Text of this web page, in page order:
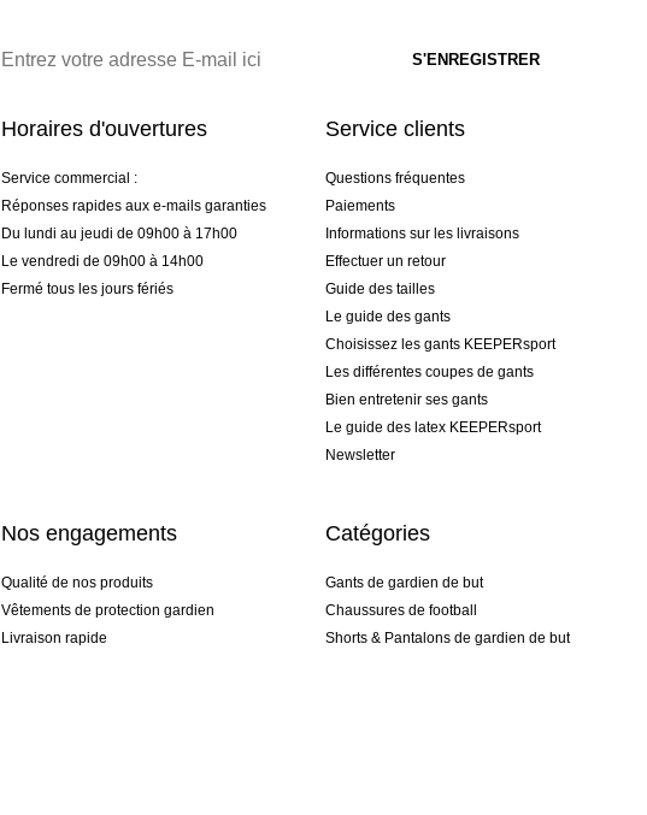
Horaires d'ouvertures
Service commercial :
Réponses rapides aux e-mails garanties
Du lundi au jeudi de 09h00 à 17h00
Le vendredi de 09h00 à 14h00
Fermé tous les jours fériés
Service clients
Questions fréquentes
Paiements
Informations sur les livraisons
Effectuer un retour
Guide des tailles
Le guide des gants
Choisissez les gants KEEPERsport
Les différentes coupes de gants
Bien entretenir ses gants
Le guide des latex KEEPERsport
Newsletter
Nos engagements
Qualité de nos produits
Vêtements de protection gardien
Livraison rapide
Catégories
Gants de gardien de but
Chaussures de football
Shorts & Pantalons de gardien de but